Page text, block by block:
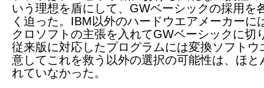
いう理想を盾にして、GWベーシックの採用を
く迫った。IBM以外のハードウエアメーカーに
クロソフトの主張を入れてGWベーシックに切
従来版に対応したプログラムには変換ソフトウ
意してこれを救う以外の選択の可能性は、ほと
れていなかった。